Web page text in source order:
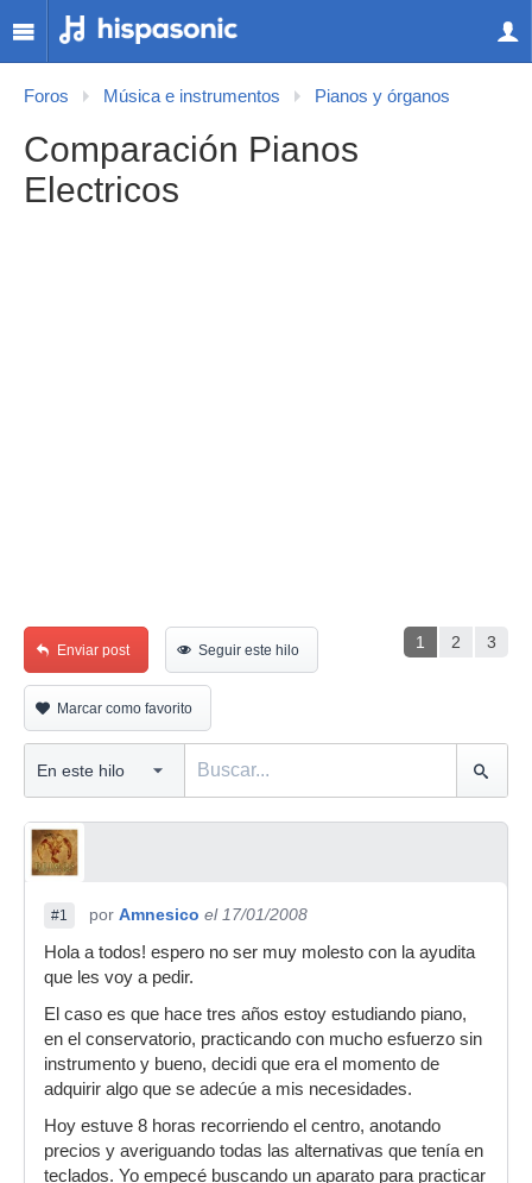
Foros Música e instrumentos Pianos y órganos
Comparación Pianos
Electricos
1 2 3
Enviar post Seguir este hilo
Marcar como favorito
#1 por Amnesico el 17/01/2008
Hola a todos! espero no ser muy molesto con la ayudita
que les voy a pedir.
El caso es que hace tres años estoy estudiando piano,
en el conservatorio, practicando con mucho esfuerzo sin
instrumento y bueno, decidi que era el momento de
adquirir algo que se adecúe a mis necesidades.
Hoy estuve 8 horas recorriendo el centro, anotando
precios y averiguando todas las alternativas que tenía en
teclados. Yo empecé buscando un aparato para practicar